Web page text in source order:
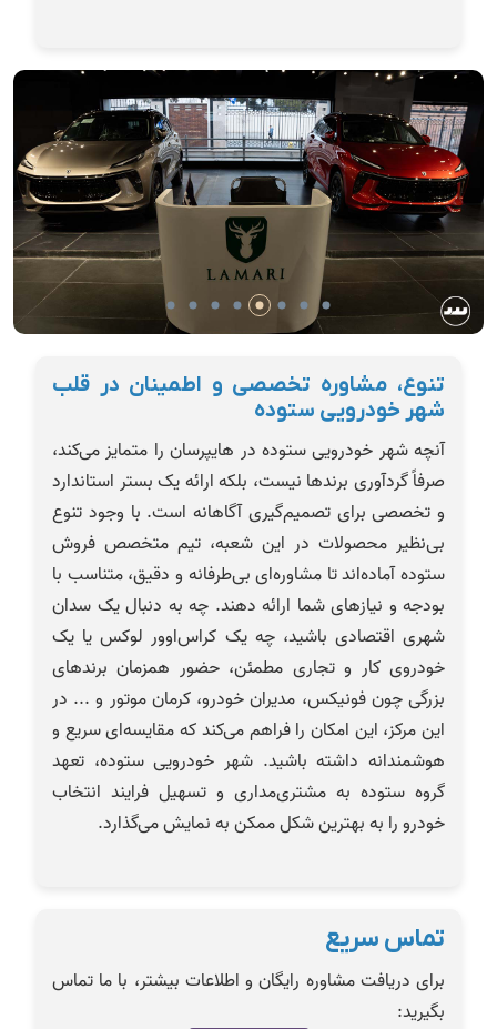
تنوع، مشاوره تخصصی و اطمینان در قلب
شهر خودرویی ستوده
آنچه شهر خودرویی ستوده در هایپرسان را متمایز می‌کند،
صرفاً گردآوری برندها نیست، بلکه ارائه یک بستر استاندارد
و تخصصی برای تصمیم‌گیری آگاهانه است. با وجود تنوع
بی‌نظیر محصولات در این شعبه، تیم متخصص فروش
ستوده آماده‌اند تا مشاوره‌ای بی‌طرفانه و دقیق، متناسب با
بودجه و نیازهای شما ارائه دهند. چه به دنبال یک سدان
شهری اقتصادی باشید، چه یک کراس‌اوور لوکس یا یک
خودروی کار و تجاری مطمئن، حضور همزمان برندهای
بزرگی چون فونیکس، مدیران خودرو، کرمان موتور و ... در
این مرکز، این امکان را فراهم می‌کند که مقایسه‌ای سریع و
هوشمندانه داشته باشید. شهر خودرویی ستوده، تعهد
گروه ستوده به مشتری‌مداری و تسهیل فرایند انتخاب
خودرو را به بهترین شکل ممکن به نمایش می‌گذارد.
تماس سریع
برای دریافت مشاوره رایگان و اطلاعات بیشتر، با ما تماس
بگیرید: